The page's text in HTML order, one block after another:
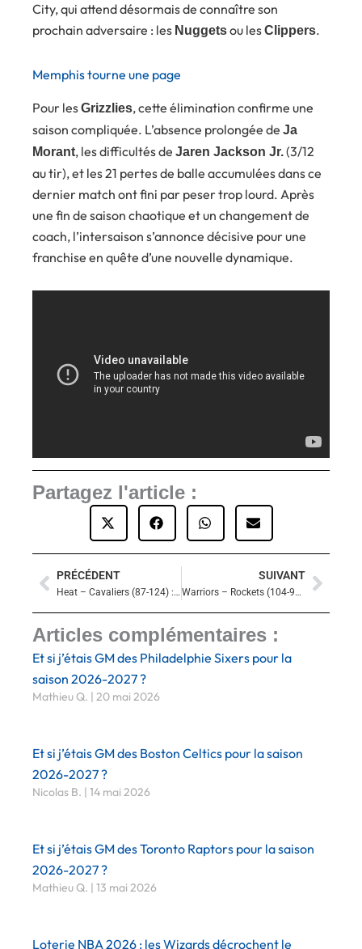
City, qui attend désormais de connaître son
prochain adversaire : les Nuggetsou lesClippers.
Memphis tourne une page
Pour lesGrizzlies, cette élimination confirme une
saison compliquée. L’absence prolongée de Ja
Morant, les difficultés de Jaren Jackson Jr.(3/12
au tir), et les 21 pertes de balle accumulées dans ce
dernier match ont fini par peser trop lourd. Après
une fin de saison chaotique et un changement de
coach, l’intersaison s’annonce décisive pour une
franchise en quête d’une nouvelle dynamique.
Partagez l'article :
Précédent
PRÉCÉDENT
Heat – Cavaliers (87-124) : Humiliation XXL du Miami Heat
SUIVANT
Warriors – Rockets (104-93) : Stephen Curry dompte les Rockets et propulse les Warriors à 2-1
Articles complémentaires :
Et si j’étais GM des Philadelphie Sixers pour la
saison 2026-2027 ?
Mathieu Q. 20 mai 2026
Et si j’étais GM des Boston Celtics pour la saison
2026-2027 ?
Nicolas B. 14 mai 2026
Et si j’étais GM des Toronto Raptors pour la saison
2026-2027 ?
Mathieu Q. 13 mai 2026
Loterie NBA 2026 : les Wizards décrochent le